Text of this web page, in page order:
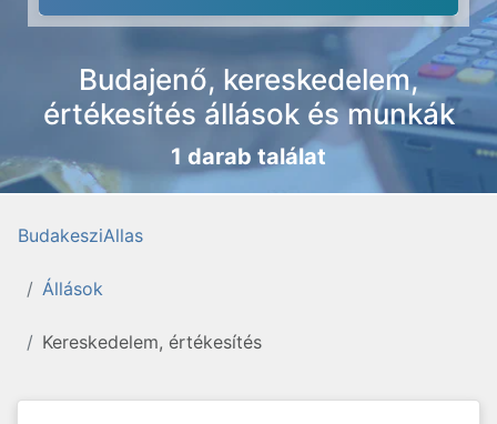
Budajenő, kereskedelem,
értékesítés állások és munkák
1 darab találat
BudakesziAllas
Állások
Kereskedelem, értékesítés